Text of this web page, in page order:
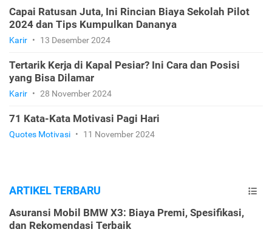
Capai Ratusan Juta, Ini Rincian Biaya Sekolah Pilot
2024 dan Tips Kumpulkan Dananya
Karir • 13 Desember 2024
Tertarik Kerja di Kapal Pesiar? Ini Cara dan Posisi
yang Bisa Dilamar
Karir • 28 November 2024
71 Kata-Kata Motivasi Pagi Hari
Quotes Motivasi • 11 November 2024
ARTIKEL TERBARU
Asuransi Mobil BMW X3: Biaya Premi, Spesifikasi,
dan Rekomendasi Terbaik